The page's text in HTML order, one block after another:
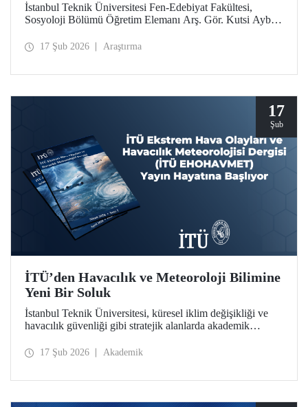
İstanbul Teknik Üniversitesi Fen-Edebiyat Fakültesi,
Sosyoloji Bölümü Öğretim Elemanı Arş. Gör. Kutsi Aybars
Araştırma Bursu kapsamında desteklenmeye hak kazandı.
17 Şub 2026 Araştırma
17
Şub
İTÜ’den Havacılık ve Meteoroloji Bilimine
Yeni Bir Soluk
İstanbul Teknik Üniversitesi, küresel iklim değişikliği ve
havacılık güvenliği gibi stratejik alanlarda akademik
Bilimleri Fakültesi bünyesinde hazırlıkları tamamlanan
17 Şub 2026 Akademik